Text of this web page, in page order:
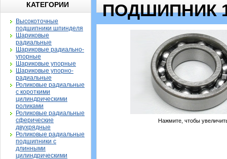
КАТЕГОРИИ
Высокоточные
подшипники шпинделя
Шариковые
радиальные
Шариковые радиально-
упорные
Шариковые упорные
Шариковые упорно-
радиальные
Роликовые радиальные
с короткими
цилиндрическими
роликами
Роликовые радиальные
сферические
двухрядные
Роликовые радиальные
подшипники с
длинными
цилиндрическими
ПОДШИПНИК
Нажмите, чтобы